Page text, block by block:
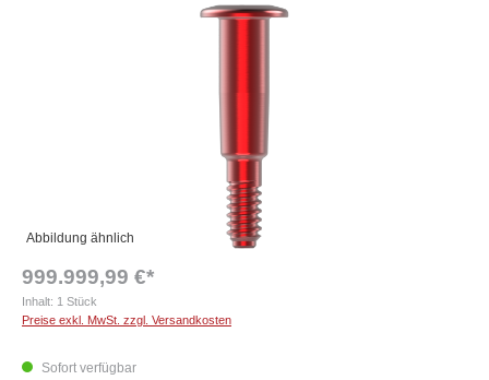
Abbildung ähnlich
999.999,99 €*
Inhalt: 1 Stück
Preise exkl. MwSt. zzgl. Versandkosten
Sofort verfügbar